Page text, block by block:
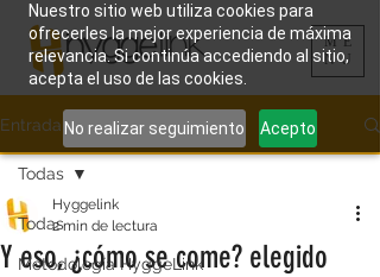
Nuestro sitio web utiliza cookies para
ofrecerles la mejor experiencia de máxima
relevancia. Si continúa accediendo al sitio,
acepta el uso de las cookies.
No realizar seguimiento Acepto
ME
NU
Entrada
Todas
Metodología HyggeLink
Todas
Y eso, ¿cómo se come? elegido
Hyggelink
2 min de lectura